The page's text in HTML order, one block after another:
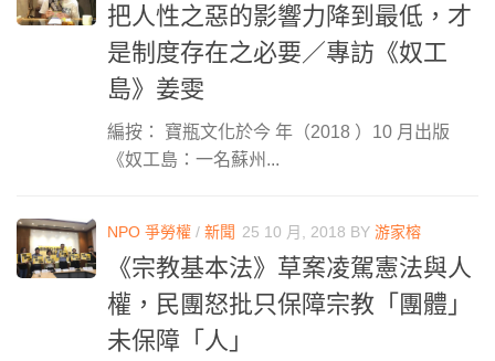
把人性之惡的影響力降到最低，才
是制度存在之必要／專訪《奴工
島》姜雯
編按： 寶瓶文化於今 年（2018 ）10 月出版
《奴工島：一名蘇州...
NPO 爭勞權 / 新聞 25 10 月, 2018 BY 游家榕
《宗教基本法》草案凌駕憲法與人
權，民團怒批只保障宗教「團體」
未保障「人」